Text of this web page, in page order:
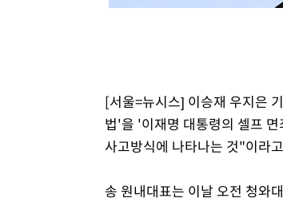
[속보]전남광주 초대 시민추천 부시장에
6월 경상수지 497.3억 달러…두 달 연속
서울 낮 39도 '폭염중대경보'…40도 관측
미 워싱턴주 스포캔 시의 통제불능 3개 산불, 방
[서울=뉴시스] 이승재 우지은
법'을 '이재명 대통령의 셀프
사고방식에 나타나는 것"이라
송 원내대표는 이날 오전 청와